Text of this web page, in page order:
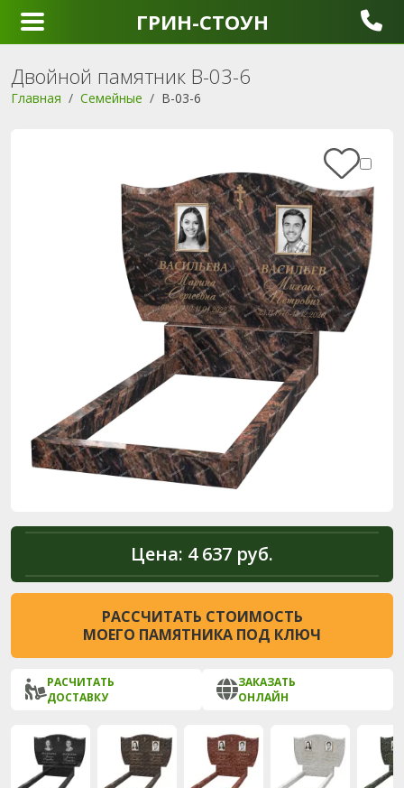
ГРИН-СТОУН
Двойной памятник B-03-6
Главная Семейные B-03-6
Цена: 4 637 руб.
РАССЧИТАТЬ СТОИМОСТЬ
МОЕГО ПАМЯТНИКА ПОД КЛЮЧ
РАСЧИТАТЬ
ДОСТАВКУ
ЗАКАЗАТЬ
ОНЛАЙН